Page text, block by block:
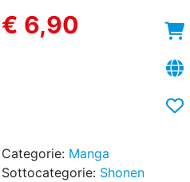
€ 6,90
Categorie: Manga
Sottocategorie: Shonen